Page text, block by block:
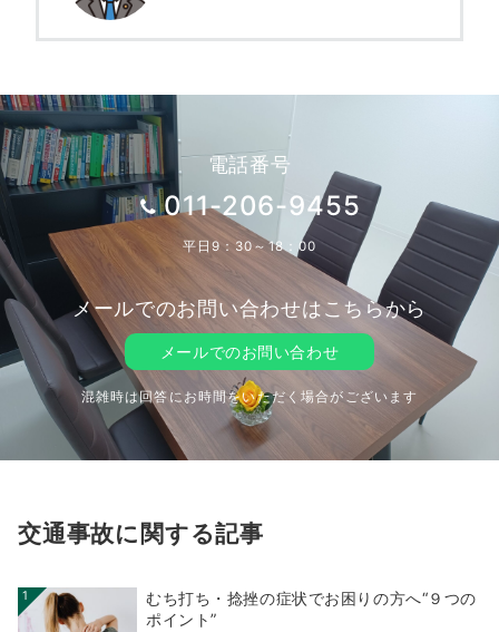
電話番号
011-206-9455
平日9：30～18：00
メールでのお問い合わせはこちらから
メールでのお問い合わせ
混雑時は回答にお時間をいただく場合がございます
交通事故に関する記事
1
むち打ち・捻挫の症状でお困りの方へ“９つの
ポイント”